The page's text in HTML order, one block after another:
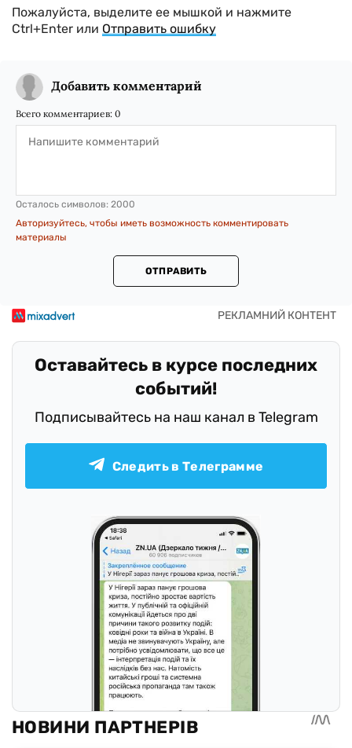
Пожалуйста, выделите ее мышкой и нажмите
Ctrl+Enter или Отправить ошибку
Добавить комментарий
Всего комментариев: 0
Осталось символов: 2000
Авторизуйтесь, чтобы иметь возможность комментировать
материалы
ОТПРАВИТЬ
Оставайтесь в курсе последних
событий!
Подписывайтесь на наш канал в Telegram
Следить в Телеграмме